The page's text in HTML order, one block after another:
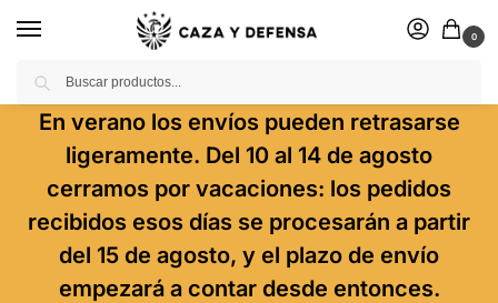
0
En verano los envíos pueden retrasarse
ligeramente. Del 10 al 14 de agosto
cerramos por vacaciones: los pedidos
recibidos esos días se procesarán a partir
del 15 de agosto, y el plazo de envío
empezará a contar desde entonces.